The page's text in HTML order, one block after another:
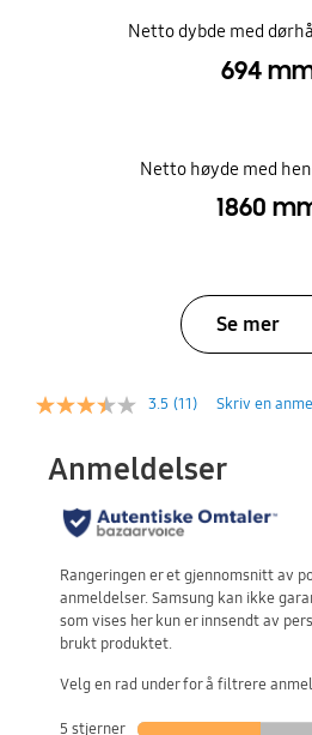
Netto dybde med
694
Netto høyde med
1860
Se mer
3.5 (11) Skriv en